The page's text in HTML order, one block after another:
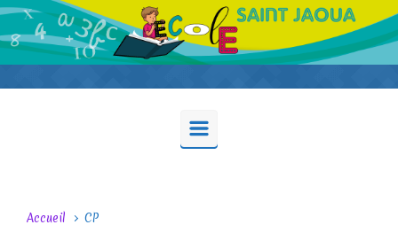
Skip to main content
Accueil CP